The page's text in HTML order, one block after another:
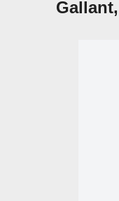
Gallant,